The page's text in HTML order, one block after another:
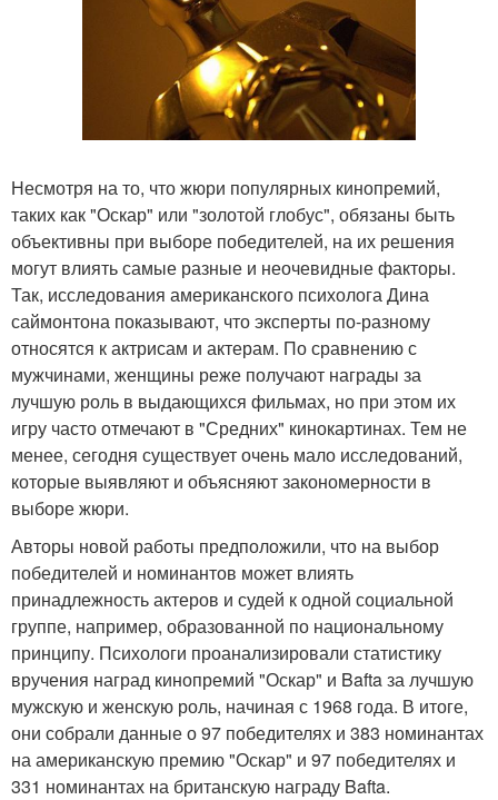
Несмотря на то, что жюри популярных кинопремий,
таких как "Оскар" или "золотой глобус", обязаны быть
объективны при выборе победителей, на их решения
могут влиять самые разные и неочевидные факторы.
Так, исследования американского психолога Дина
саймонтона показывают, что эксперты по-разному
относятся к актрисам и актерам. По сравнению с
мужчинами, женщины реже получают награды за
лучшую роль в выдающихся фильмах, но при этом их
игру часто отмечают в "Средних" кинокартинах. Тем не
менее, сегодня существует очень мало исследований,
которые выявляют и объясняют закономерности в
выборе жюри.
Авторы новой работы предположили, что на выбор
победителей и номинантов может влиять
принадлежность актеров и судей к одной социальной
группе, например, образованной по национальному
принципу. Психологи проанализировали статистику
вручения наград кинопремий "Оскар" и Bafta за лучшую
мужскую и женскую роль, начиная с 1968 года. В итоге,
они собрали данные о 97 победителях и 383 номинантах
на американскую премию "Оскар" и 97 победителях и
331 номинантах на британскую награду Bafta.